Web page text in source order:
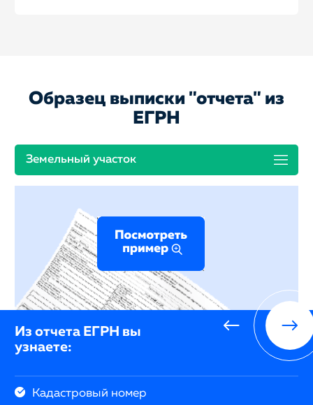
Образец выписки "отчета" из
ЕГРН
Земельный участок
Из отчета ЕГРН вы
узнаете:
Кадастровый номер